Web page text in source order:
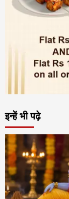
इन्हें भी पढ़े